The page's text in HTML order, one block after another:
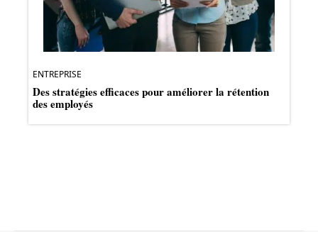
ENTREPRISE
Des stratégies efficaces pour améliorer la rétention
des employés